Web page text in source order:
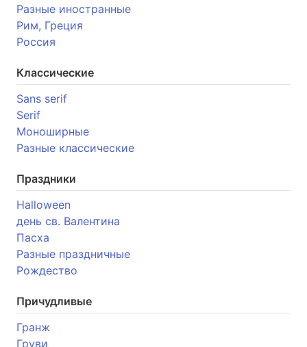
Разные иностранные
Рим, Греция
Россия
Классические
Sans serif
Serif
Моноширные
Разные классические
Праздники
Halloween
день св. Валентина
Пасха
Разные праздничные
Рождество
Причудливые
Гранж
Груви